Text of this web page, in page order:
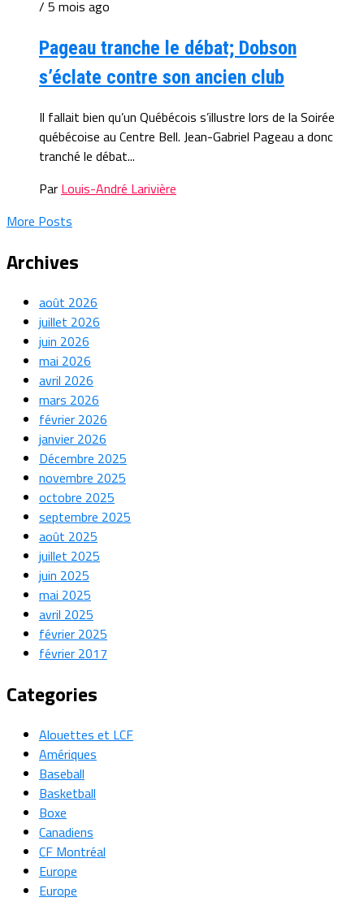
/ 5 mois ago
Pageau tranche le débat; Dobson
s’éclate contre son ancien club
Il fallait bien qu’un Québécois s’illustre lors de la Soirée
québécoise au Centre Bell. Jean-Gabriel Pageau a donc
tranché le débat...
Par Louis-André Larivière
More Posts
Archives
août 2026
juillet 2026
juin 2026
mai 2026
avril 2026
mars 2026
février 2026
janvier 2026
Décembre 2025
novembre 2025
octobre 2025
septembre 2025
août 2025
juillet 2025
juin 2025
mai 2025
avril 2025
février 2025
février 2017
Categories
Alouettes et LCF
Amériques
Baseball
Basketball
Boxe
Canadiens
CF Montréal
Europe
Europe